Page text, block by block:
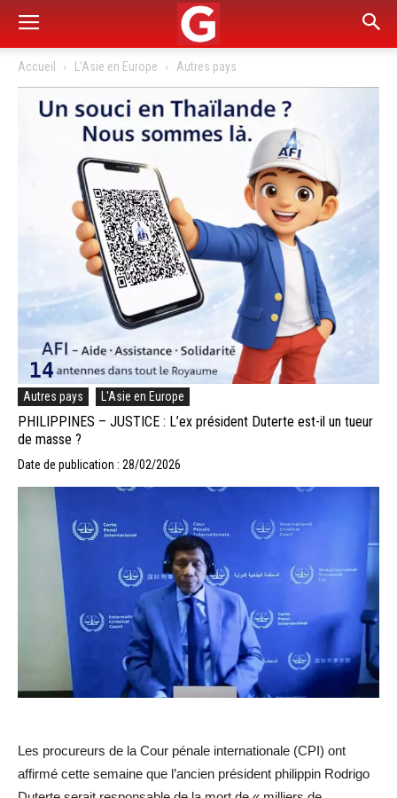
Accueil L'Asie en Europe Autres pays
Autres pays L'Asie en Europe
PHILIPPINES – JUSTICE : L’ex président Duterte est-il un tueur
de masse ?
Date de publication : 28/02/2026
Les procureurs de la Cour pénale internationale (CPI) ont
affirmé cette semaine que l’ancien président philippin Rodrigo